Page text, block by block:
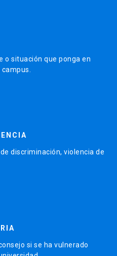
o situación que ponga en
discriminación, violencia de
si se ha vulnerado